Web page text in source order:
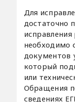
Для
достаточно
необходимо
документов
который
или
Обращения
сведениях